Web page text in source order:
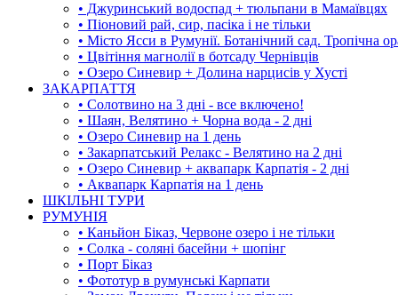
• Джуринський водоспад + тюльпани в Мамаївцях
• Піоновий рай, сир, пасіка і не тільки
• Місто Ясси в Румунії. Ботанічний сад. Тропічна
• Цвітіння магнолії в ботсаду Чернівців
• Озеро Синевир + Долина нарцисів у Хусті
ЗАКАРПАТТЯ
• Солотвино на 3 дні - все включено!
• Шаян, Велятино + Чорна вода - 2 дні
• Озеро Синевир на 1 день
• Закарпатський Релакс - Велятино на 2 дні
• Озеро Синевир + аквапарк Карпатія - 2 дні
• Аквапарк Карпатія на 1 день
ШКІЛЬНІ ТУРИ
РУМУНІЯ
• Каньйон Біказ, Червоне озеро і не тільки
• Солка - соляні басейни + шопінг
• Порт Біказ
• Фототур в румунські Карпати